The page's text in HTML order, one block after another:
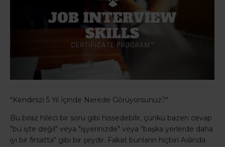
"Kendinizi 5 Yıl İçinde Nerede Görüyorsunuz?"
Bu biraz hileci bir soru gibi hissedebilir, çünkü bazen cevap
"bu işte değil" veya "işyerinizde" veya "başka yerlerde daha
iyi bir fırsatta" gibi bir şeydir. Fakat bunların hiçbiri Aslında